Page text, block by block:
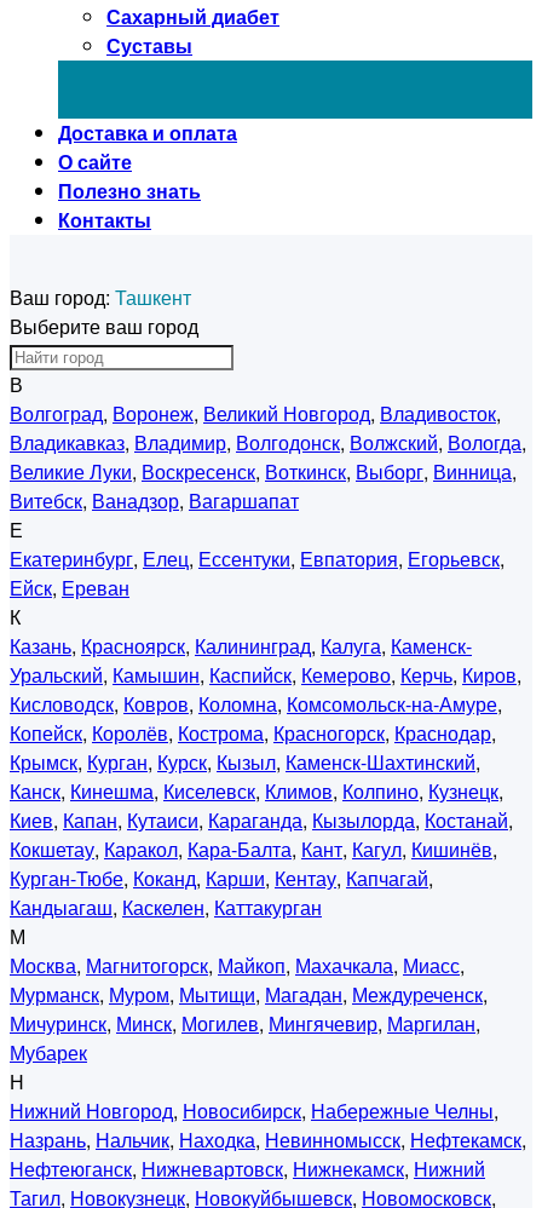
Сахарный диабет
Суставы
Доставка и оплата
О сайте
Полезно знать
Контакты
Ваш город: Ташкент
Выберите ваш город
В
Волгоград, Воронеж, Великий Новгород, Владивосток,
Владикавказ, Владимир, Волгодонск, Волжский, Вологда,
Великие Луки, Воскресенск, Воткинск, Выборг, Винница,
Витебск, Ванадзор, Вагаршапат
Е
Екатеринбург, Елец, Ессентуки, Евпатория, Егорьевск,
Ейск, Ереван
К
Казань, Красноярск, Калининград, Калуга, Каменск-
Уральский, Камышин, Каспийск, Кемерово, Керчь, Киров,
Кисловодск, Ковров, Коломна, Комсомольск-на-Амуре,
Копейск, Королёв, Кострома, Красногорск, Краснодар,
Крымск, Курган, Курск, Кызыл, Каменск-Шахтинский,
Канск, Кинешма, Киселевск, Климов, Колпино, Кузнецк,
Киев, Капан, Кутаиси, Караганда, Кызылорда, Костанай,
Кокшетау, Каракол, Кара-Балта, Кант, Кагул, Кишинёв,
Курган-Тюбе, Коканд, Карши, Кентау, Капчагай,
Кандыагаш, Каскелен, Каттакурган
М
Москва, Магнитогорск, Майкоп, Махачкала, Миасс,
Мурманск, Муром, Мытищи, Магадан, Междуреченск,
Мичуринск, Минск, Могилев, Мингячевир, Маргилан,
Мубарек
Н
Нижний Новгород, Новосибирск, Набережные Челны,
Назрань, Нальчик, Находка, Невинномысск, Нефтекамск,
Нефтеюганск, Нижневартовск, Нижнекамск, Нижний
Тагил, Новокузнецк, Новокуйбышевск, Новомосковск,